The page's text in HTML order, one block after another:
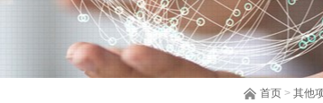
首页> 其他